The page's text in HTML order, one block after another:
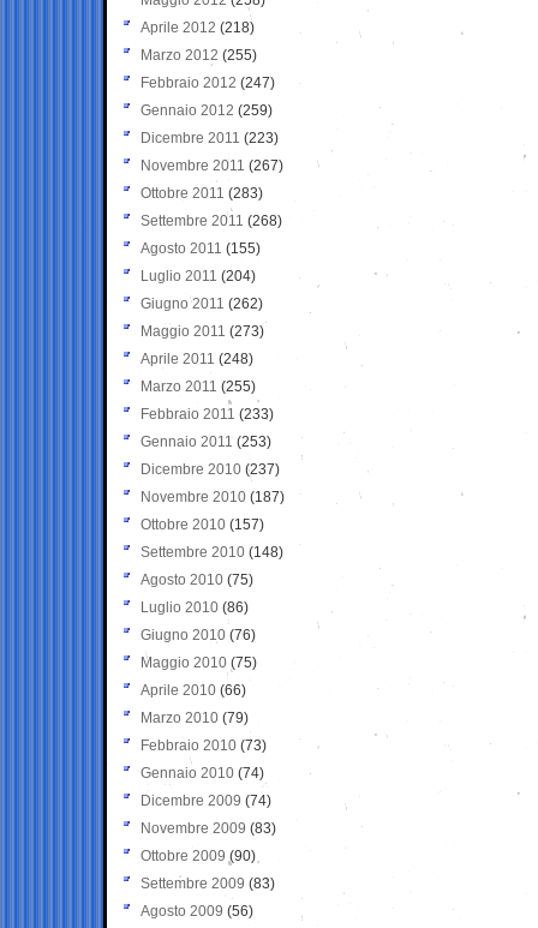
Aprile 2012 (218)
Marzo 2012 (255)
Febbraio 2012 (247)
Gennaio 2012 (259)
Dicembre 2011 (223)
Novembre 2011 (267)
Ottobre 2011 (283)
Settembre 2011 (268)
Agosto 2011 (155)
Luglio 2011 (204)
Giugno 2011 (262)
Maggio 2011 (273)
Aprile 2011 (248)
Marzo 2011 (255)
Febbraio 2011 (233)
Gennaio 2011 (253)
Dicembre 2010 (237)
Novembre 2010 (187)
Ottobre 2010 (157)
Settembre 2010 (148)
Agosto 2010 (75)
Luglio 2010 (86)
Giugno 2010 (76)
Maggio 2010 (75)
Aprile 2010 (66)
Marzo 2010 (79)
Febbraio 2010 (73)
Gennaio 2010 (74)
Dicembre 2009 (74)
Novembre 2009 (83)
Ottobre 2009 (90)
Settembre 2009 (83)
Agosto 2009 (56)